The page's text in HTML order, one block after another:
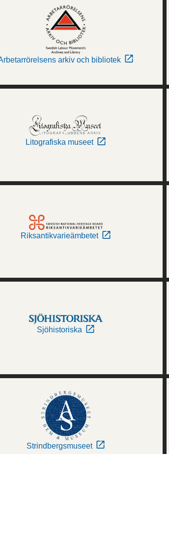
arkiv och bibliotek
Litografiska museet
Riksantikvarieämbetet
Sjöhistoriska
Strindbergsmuseet